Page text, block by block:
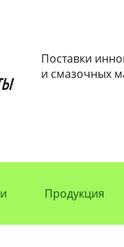
Поставки
и смазочных
Продукция